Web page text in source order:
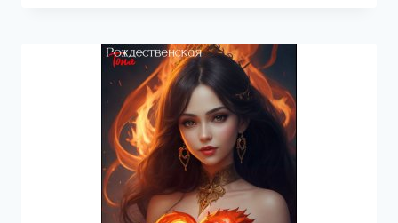
ТОНЯ
РОЖДЕСТВЕНСКАЯ